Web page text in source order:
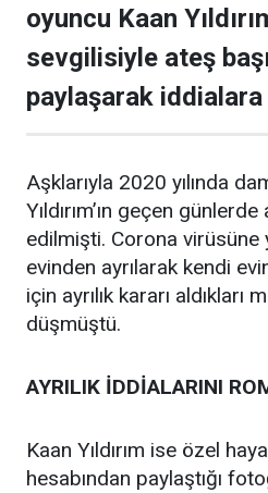
oyuncu Kaan
sevgilisiyle ateş
paylaşarak
Aşklarıyla 2020 yılında
Yıldırım’ın geçen
edilmişti. Corona virüsüne
evinden ayrılarak kendi
için ayrılık kararı
düşmüştü.
AYRILIK İDDİALARINI
Kaan Yıldırım ise özel
hesabından paylaştığı